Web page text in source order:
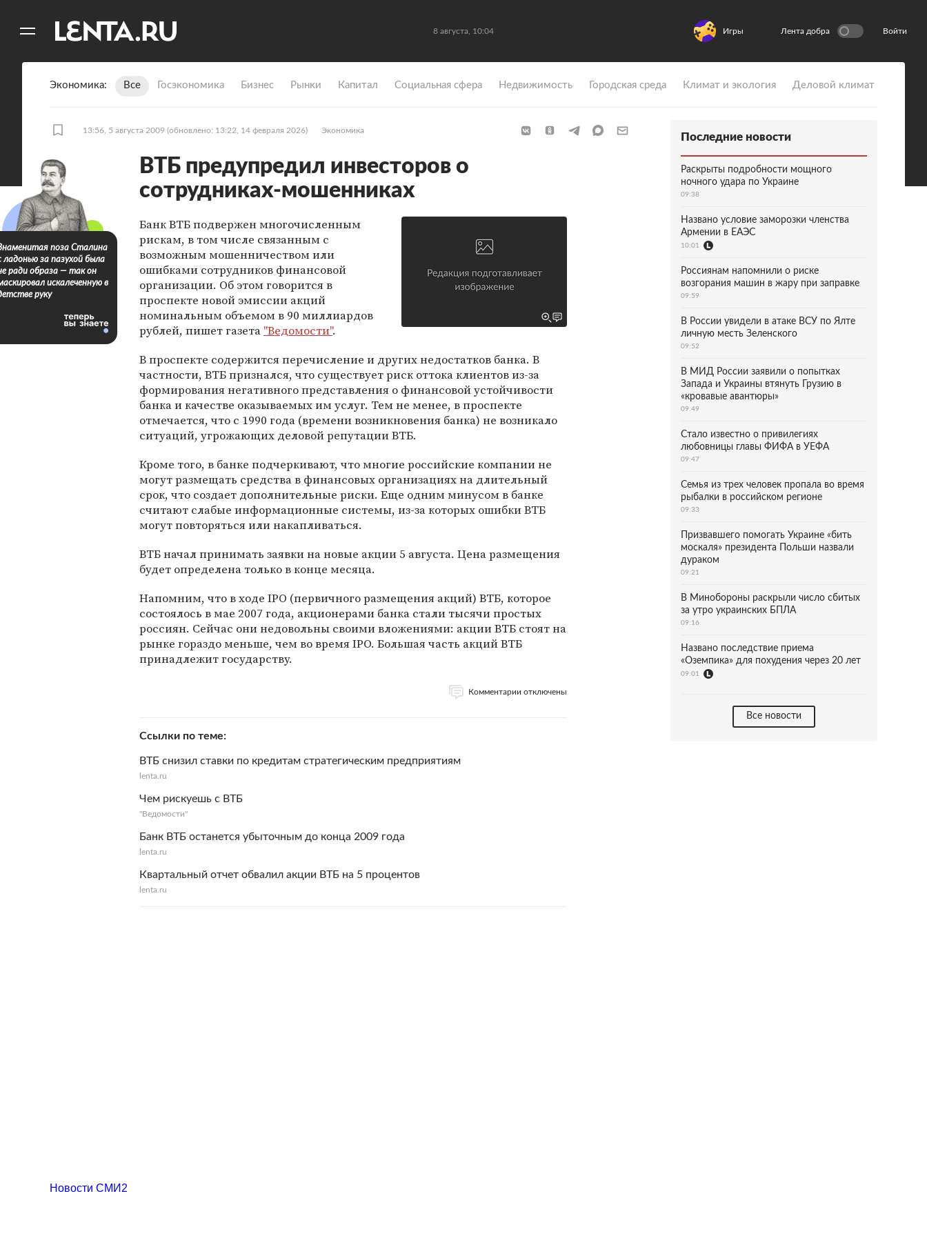
8 августа, 10:04 Игры Лента добра Войти
Экономика Все Госэкономика Бизнес Рынки Капитал Социальная сфера Недвижимость Городская среда Климат и экология Деловой климат
13:56, 5 августа 2009 (обновлено: 13:22, 14 февраля 2026) Экономика
ВТБ предупредил инвесторов о
сотрудниках-мошенниках
Банк ВТБ подвержен многочисленным
рискам, в том числе связанным с
возможным мошенничеством или
ошибками сотрудников финансовой
организации. Об этом говорится в
проспекте новой эмиссии акций
номинальным объемом в 90 миллиардов
рублей, пишет газета "Ведомости".
В проспекте содержится перечисление и других недостатков банка. В
частности, ВТБ признался, что существует риск оттока клиентов из-за
формирования негативного представления о финансовой устойчивости
банка и качестве оказываемых им услуг. Тем не менее, в проспекте
отмечается, что с 1990 года (времени возникновения банка) не возникало
ситуаций, угрожающих деловой репутации ВТБ.
Кроме того, в банке подчеркивают, что многие российские компании не
могут размещать средства в финансовых организациях на длительный
срок, что создает дополнительные риски. Еще одним минусом в банке
считают слабые информационные системы, из-за которых ошибки ВТБ
могут повторяться или накапливаться.
ВТБ начал принимать заявки на новые акции 5 августа. Цена размещения
будет определена только в конце месяца.
Напомним, что в ходе IPO (первичного размещения акций) ВТБ, которое
состоялось в мае 2007 года, акционерами банка стали тысячи простых
россиян. Сейчас они недовольны своими вложениями: акции ВТБ стоят на
рынке гораздо меньше, чем во время IPO. Большая часть акций ВТБ
принадлежит государству.
Комментарии отключены
Ссылки по теме
ВТБ снизил ставки по кредитам стратегическим предприятиям
lenta.ru
Чем рискуешь с ВТБ
"Ведомости"
Банк ВТБ останется убыточным до конца 2009 года
lenta.ru
Квартальный отчет обвалил акции ВТБ на 5 процентов
lenta.ru
поза Сталина
ладонью за пазухой была
ради образа — так он
искалеченную в
руку
Последние новости
Раскрыты подробности мощного
ночного удара по Украине
09:38
Названо условие заморозки членства
Армении в ЕАЭС
10:01
Россиянам напомнили о риске
возгорания машин в жару при заправке
09:59
В России увидели в атаке ВСУ по Ялте
личную месть Зеленского
09:52
В МИД России заявили о попытках
Запада и Украины втянуть Грузию в
«кровавые авантюры»
09:49
Стало известно о привилегиях
любовницы главы ФИФА в УЕФА
09:47
Семья из трех человек пропала во время
рыбалки в российском регионе
09:33
Призвавшего помогать Украине «бить
москаля» президента Польши назвали
дураком
09:21
В Минобороны раскрыли число сбитых
за утро украинских БПЛА
09:16
Названо последствие приема
«Оземпика» для похудения через 20 лет
09:01
Все новости
Новости СМИ2